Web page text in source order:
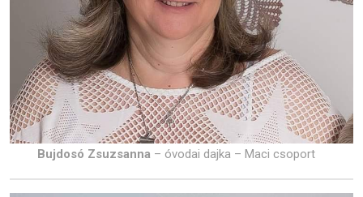
Bujdosó Zsuzsanna– óvodai dajka – Maci csoport